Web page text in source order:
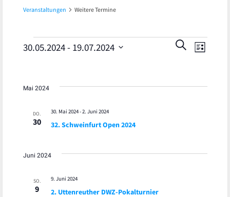
Veranstaltungen Weitere Termine
Veranstaltungen
und
SUCHE
LISTE
30.05.2024 - 19.07.2024
Mai 2024
DO.
30 32. Schweinfurt Open 2024
30. Mai 2024-2. Juni 2024
Juni 2024
SO.
9 2. Uttenreuther DWZ-Pokalturnier
9. Juni 2024